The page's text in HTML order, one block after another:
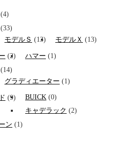
(33)
モデルＳ (13) モデルＸ (13)
(2) ハマー (1)
グラディエーター (1)
(9) BUICK (0)
キャデラック (2)
ン (1)